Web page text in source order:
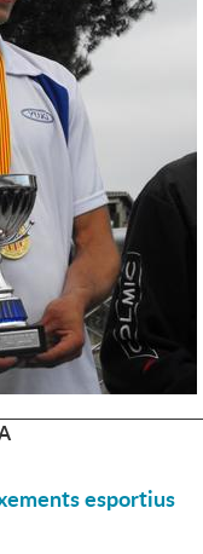
esportius